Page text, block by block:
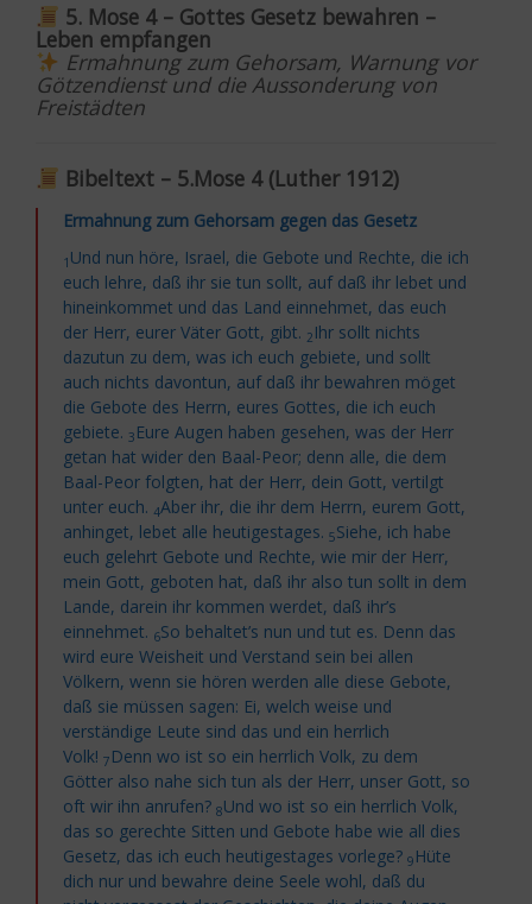
5. Mose 4 – Gottes Gesetz bewahren –
Leben empfangen
Ermahnung zum Gehorsam, Warnung vor
Götzendienst und die Aussonderung von
Freistädten
Bibeltext – 5.Mose 4 (Luther 1912)
Ermahnung zum Gehorsam gegen das Gesetz
1 Und nun höre, Israel, die Gebote und Rechte, die ich
euch lehre, daß ihr sie tun sollt, auf daß ihr lebet und
hineinkommet und das Land einnehmet, das euch
der Herr, eurer Väter Gott, gibt. 2 Ihr sollt nichts
dazutun zu dem, was ich euch gebiete, und sollt
auch nichts davontun, auf daß ihr bewahren möget
die Gebote des Herrn, eures Gottes, die ich euch
gebiete. 3 Eure Augen haben gesehen, was der Herr
getan hat wider den Baal-Peor; denn alle, die dem
Baal-Peor folgten, hat der Herr, dein Gott, vertilgt
unter euch. 4Aber ihr, die ihr dem Herrn, eurem Gott,
anhinget, lebet alle heutigestages. 5Siehe, ich habe
euch gelehrt Gebote und Rechte, wie mir der Herr,
mein Gott, geboten hat, daß ihr also tun sollt in dem
Lande, darein ihr kommen werdet, daß ihr’s
einnehmet. 6So behaltet’s nun und tut es. Denn das
wird eure Weisheit und Verstand sein bei allen
Völkern, wenn sie hören werden alle diese Gebote,
daß sie müssen sagen: Ei, welch weise und
verständige Leute sind das und ein herrlich
Volk! 7 Denn wo ist so ein herrlich Volk, zu dem
Götter also nahe sich tun als der Herr, unser Gott, so
oft wir ihn anrufen? 8Und wo ist so ein herrlich Volk,
das so gerechte Sitten und Gebote habe wie all dies
Gesetz, das ich euch heutigestages vorlege? 9 Hüte
dich nur und bewahre deine Seele wohl, daß du